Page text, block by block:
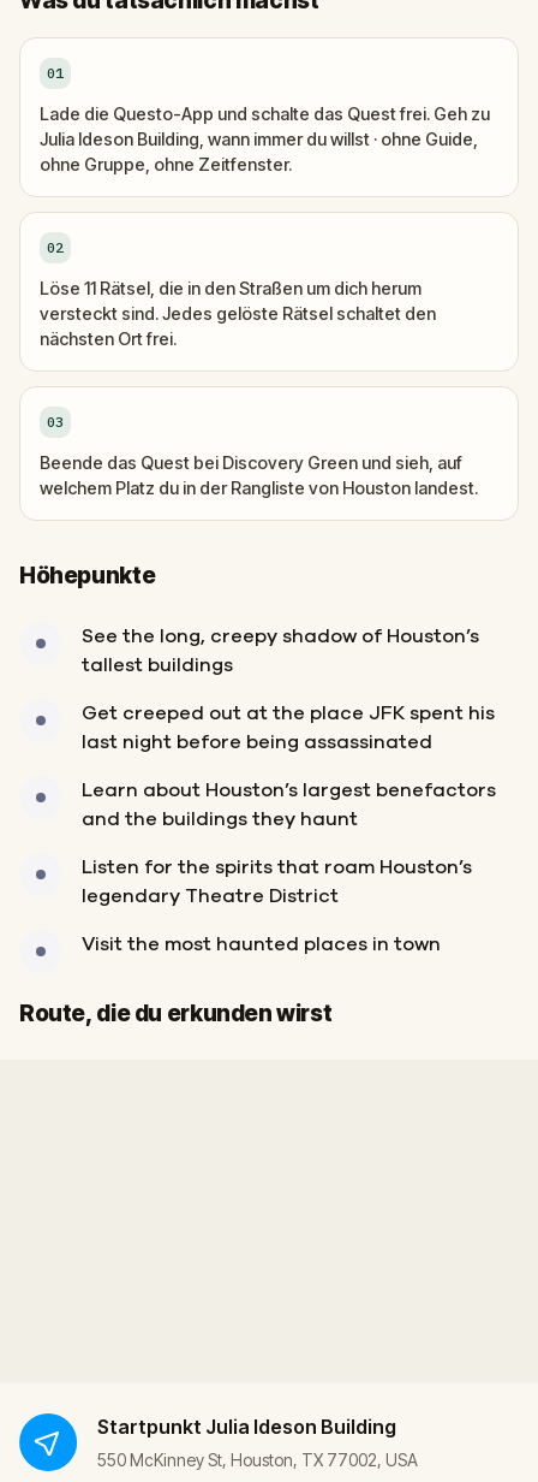
01
Lade die Questo-App und schalte das Quest frei. Geh zu
Julia Ideson Building, wann immer du willst · ohne Guide,
ohne Gruppe, ohne Zeitfenster.
02
Löse 11 Rätsel, die in den Straßen um dich herum
versteckt sind. Jedes gelöste Rätsel schaltet den
nächsten Ort frei.
03
Beende das Quest bei Discovery Green und sieh, auf
welchem Platz du in der Rangliste von Houston landest.
Höhepunkte
See the long, creepy shadow of Houston’s
tallest buildings
Get creeped out at the place JFK spent his
last night before being assassinated
Learn about Houston’s largest benefactors
and the buildings they haunt
Listen for the spirits that roam Houston’s
legendary Theatre District
Visit the most haunted places in town
Route, die du erkunden wirst
Start
Ziel
Startpunkt Julia Ideson Building
550 McKinney St, Houston, TX 77002, USA